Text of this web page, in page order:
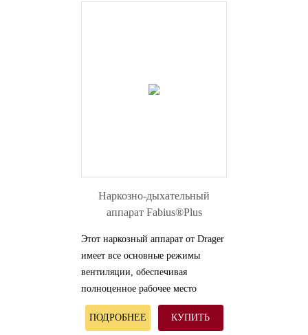
Наркозно-дыхательный
аппарат Fabius®Plus
Этот наркозный аппарат от Drager
имеет все основные режимы
вентиляции, обеспечивая
полноценное рабочее место
анестезиолога.
ПОДРОБНЕЕ
КУПИТЬ